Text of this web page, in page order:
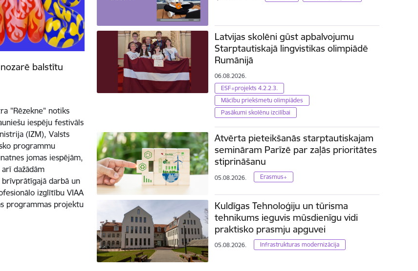
balstītu
"Rēzekne" notiks
iespēju festivāls
(IZM), Valsts
programmu
jomas iespējām,
dažādām
darbā un
izglītību VIAA
programmas projektu
Latvijas skolēni gūst apbalvojumu
Starptautiskajā lingvistikas olimpiādē
Rumānijā
06.08.2026.
ESF+projekts 4.2.2.3.
Mācību priekšmetu olimpiādes
Pasākumi skolēnu izcilībai
Atvērta pieteikšanās starptautiskajam
semināram Parīzē par zaļās prioritātes
stiprināšanu
05.08.2026. Erasmus+
Kuldīgas Tehnoloģiju un tūrisma
tehnikums ieguvis mūsdienīgu vidi
praktisko prasmju apguvei
05.08.2026. Infrastrukturas modernizācija